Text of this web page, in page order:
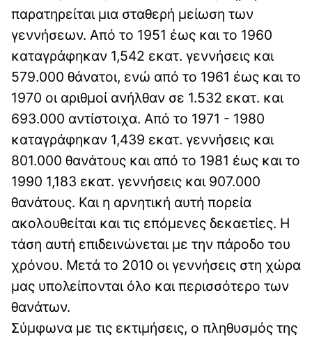
παρατηρείται μια σταθερή μείωση των
γεννήσεων. Από το 1951 έως και το 1960
καταγράφηκαν 1,542 εκατ. γεννήσεις και
579.000 θάνατοι, ενώ από το 1961 έως και το
1970 οι αριθμοί ανήλθαν σε 1.532 εκατ. και
693.000 αντίστοιχα. Από το 1971 - 1980
καταγράφηκαν 1,439 εκατ. γεννήσεις και
801.000 θανάτους και από το 1981 έως και το
1990 1,183 εκατ. γεννήσεις και 907.000
θανάτους. Και η αρνητική αυτή πορεία
ακολουθείται και τις επόμενες δεκαετίες. Η
τάση αυτή επιδεινώνεται με την πάροδο του
χρόνου. Μετά το 2010 οι γεννήσεις στη χώρα
μας υπολείπονται όλο και περισσότερο των
θανάτων.
Σύμφωνα με τις εκτιμήσεις, ο πληθυσμός της